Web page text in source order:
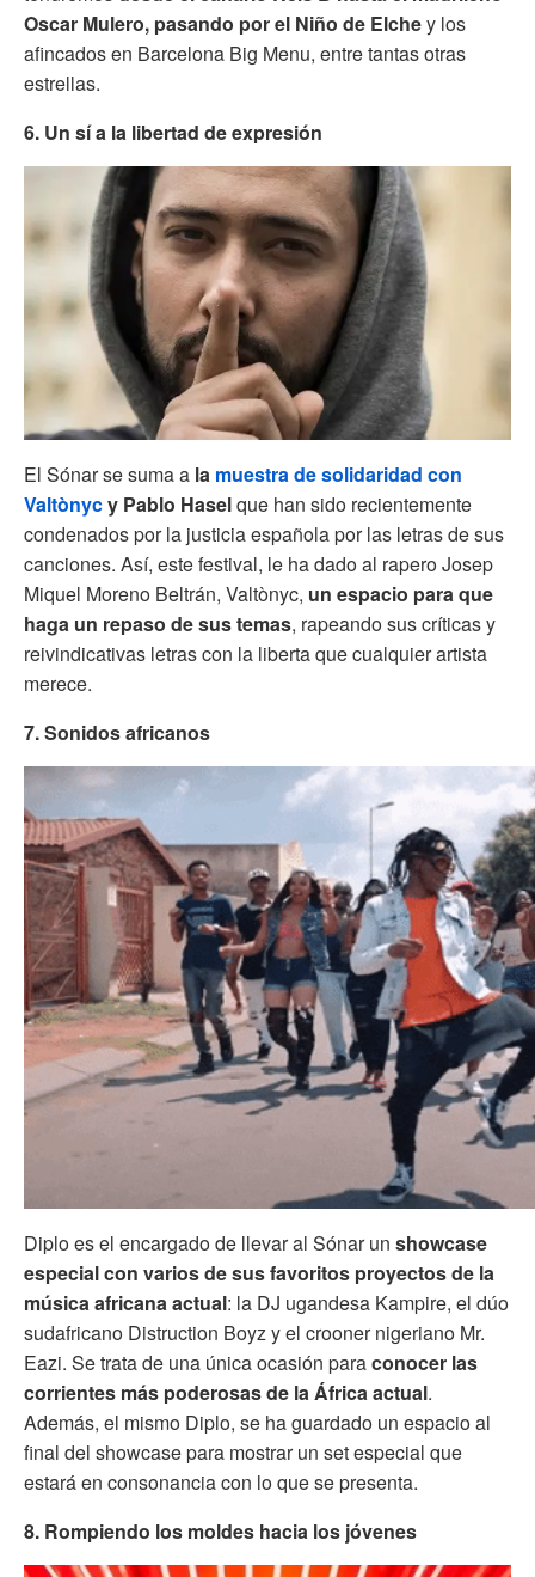
Oscar Mulero, pasando por el Niño de Elchey los
afincados en Barcelona Big Menu, entre tantas otras
estrellas.
6. Un sí a la libertad de expresión
El Sónar se suma a la muestra de solidaridad con
Valtònycy Pablo Haselque han sido recientemente
condenados por la justicia española por las letras de sus
canciones. Así, este festival, le ha dado al rapero Josep
Miquel Moreno Beltrán, Valtònyc, un espacio para que
haga un repaso de sus temas, rapeando sus críticas y
reivindicativas letras con la liberta que cualquier artista
merece.
7. Sonidos africanos
Diplo es el encargado de llevar al Sónar un showcase
especial con varios de sus favoritos proyectos de la
música africana actual: la DJ ugandesa Kampire, el dúo
sudafricano Distruction Boyz y el crooner nigeriano Mr.
Eazi. Se trata de una única ocasión paraconocer las
corrientes más poderosas de la África actual.
Además, el mismo Diplo, se ha guardado un espacio al
final del showcase para mostrar un set especial que
estará en consonancia con lo que se presenta.
8. Rompiendo los moldes hacia los jóvenes